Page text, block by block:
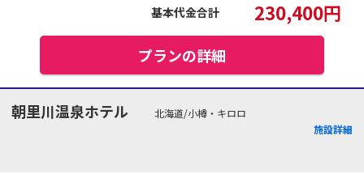
基本代金合計 230,400円
プランの詳細
朝里川温泉ホテル
北海道/小樽・キロロ
施設詳細